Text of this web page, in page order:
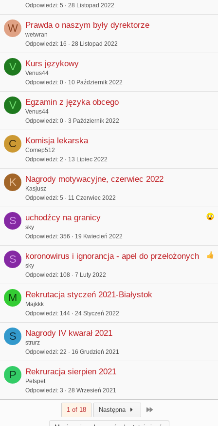
Odpowiedzi 5 28 Listopad 2022
W Prawda o naszym były dyrektorze
wetwran
Odpowiedzi 16 28 Listopad 2022
V Kurs językowy
Venus44
Odpowiedzi 0 10 Październik 2022
V Egzamin z języka obcego
Venus44
Odpowiedzi 0 3 Październik 2022
C Komisja lekarska
Comep512
Odpowiedzi 2 13 Lipiec 2022
K Nagrody motywacyjne, czerwiec 2022
Kasjusz
Odpowiedzi 5 11 Czerwiec 2022
S uchodźcy na granicy
sky
Odpowiedzi 356 19 Kwiecień 2022
S koronowirus i ignorancja - apel do przełożonych
sky
Odpowiedzi 108 7 Luty 2022
M Rekrutacja styczeń 2021-Białystok
Majkkk
Odpowiedzi 144 24 Styczeń 2022
S Nagrody IV kwarał 2021
strurz
Odpowiedzi 22 16 Grudzień 2021
P Rekruracja sierpien 2021
Petspet
Odpowiedzi 3 28 Wrzesień 2021
1 of 18 Następna